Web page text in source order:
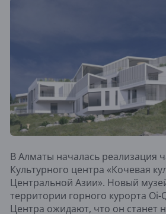
В Алматы началась реализация
Культурного центра «Кочевая
Центральной Азии». Новый
территории горного курорта Oi-
Центра ожидают, что он станет